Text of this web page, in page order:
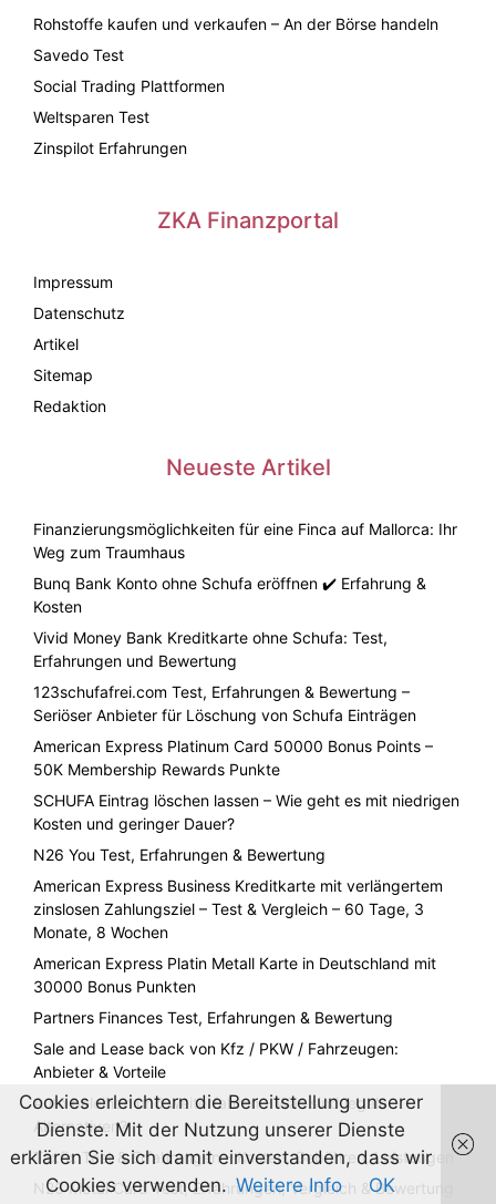
Rohstoffe kaufen und verkaufen – An der Börse handeln
Savedo Test
Social Trading Plattformen
Weltsparen Test
Zinspilot Erfahrungen
ZKA Finanzportal
Impressum
Datenschutz
Artikel
Sitemap
Redaktion
Neueste Artikel
Finanzierungsmöglichkeiten für eine Finca auf Mallorca: Ihr
Weg zum Traumhaus
Bunq Bank Konto ohne Schufa eröffnen ✔️ Erfahrung &
Kosten
Vivid Money Bank Kreditkarte ohne Schufa: Test,
Erfahrungen und Bewertung
123schufafrei.com Test, Erfahrungen & Bewertung –
Seriöser Anbieter für Löschung von Schufa Einträgen
American Express Platinum Card 50000 Bonus Points –
50K Membership Rewards Punkte
SCHUFA Eintrag löschen lassen – Wie geht es mit niedrigen
Kosten und geringer Dauer?
N26 You Test, Erfahrungen & Bewertung
American Express Business Kreditkarte mit verlängertem
zinslosen Zahlungsziel – Test & Vergleich – 60 Tage, 3
Monate, 8 Wochen
American Express Platin Metall Karte in Deutschland mit
30000 Bonus Punkten
Partners Finances Test, Erfahrungen & Bewertung
Sale and Lease back von Kfz / PKW / Fahrzeugen:
Anbieter & Vorteile
Auto beleihen und weiterfahren – Was sind legale
Alternativen?
Taxfix Test & Erfahrungen – Kosten, Gebühren, Leistungen
N26 Metal Card Test, Erfahrungen, Vergleich & Bewertung
Cookies erleichtern die Bereitstellung unserer
Dienste. Mit der Nutzung unserer Dienste
erklären Sie sich damit einverstanden, dass wir
Cookies verwenden. Weitere Info OK